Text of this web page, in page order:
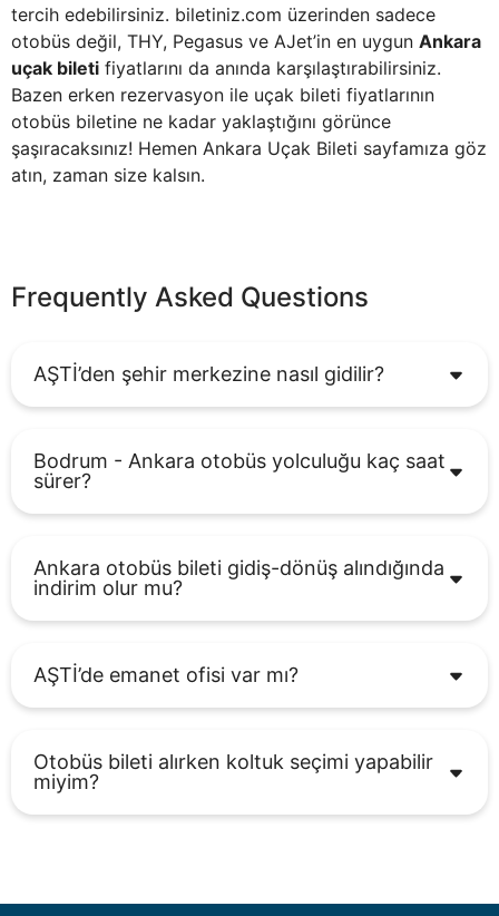
tercih edebilirsiniz. biletiniz.com üzerinden sadece
otobüs değil, THY, Pegasus ve AJet’in en uygun Ankara
uçak bileti fiyatlarını da anında karşılaştırabilirsiniz.
Bazen erken rezervasyon ile uçak bileti fiyatlarının
otobüs biletine ne kadar yaklaştığını görünce
şaşıracaksınız! Hemen Ankara Uçak Bileti sayfamıza göz
atın, zaman size kalsın.
Frequently Asked Questions
AŞTİ’den şehir merkezine nasıl gidilir?
Bodrum - Ankara otobüs yolculuğu kaç saat
sürer?
Ankara otobüs bileti gidiş-dönüş alındığında
indirim olur mu?
AŞTİ’de emanet ofisi var mı?
Otobüs bileti alırken koltuk seçimi yapabilir
miyim?